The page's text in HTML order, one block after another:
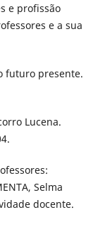
e profissão
e a sua
futuro presente.
Lucena.
Selma
docente.